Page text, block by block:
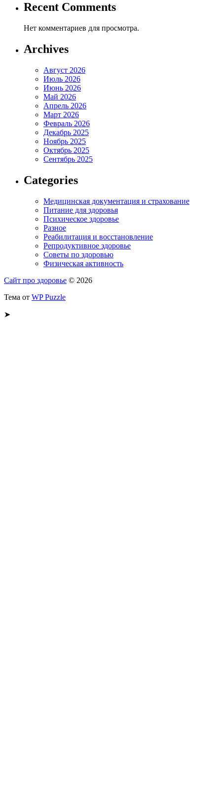
Recent Comments
Нет комментариев для просмотра.
Archives
Август 2026
Июль 2026
Июнь 2026
Май 2026
Апрель 2026
Март 2026
Февраль 2026
Декабрь 2025
Ноябрь 2025
Октябрь 2025
Сентябрь 2025
Categories
Медицинская документация и страхование
Питание для здоровья
Психическое здоровье
Разное
Реабилитация и восстановление
Репродуктивное здоровье
Советы по здоровью
Физическая активность
Сайт про здоровье © 2026
Тема от WP Puzzle
➤